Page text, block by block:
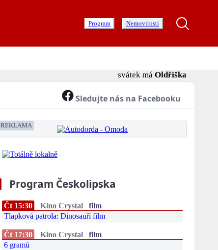
Program Nemovitosti
svátek má Oldřiška
Sledujte nás na Facebooku
REKLAMA
Program Českolipska
Čt 15:30 Kino Crystal
film
Tlapková patrola: Dinosauří film
Čt 17:30 Kino Crystal
film
6 gramů